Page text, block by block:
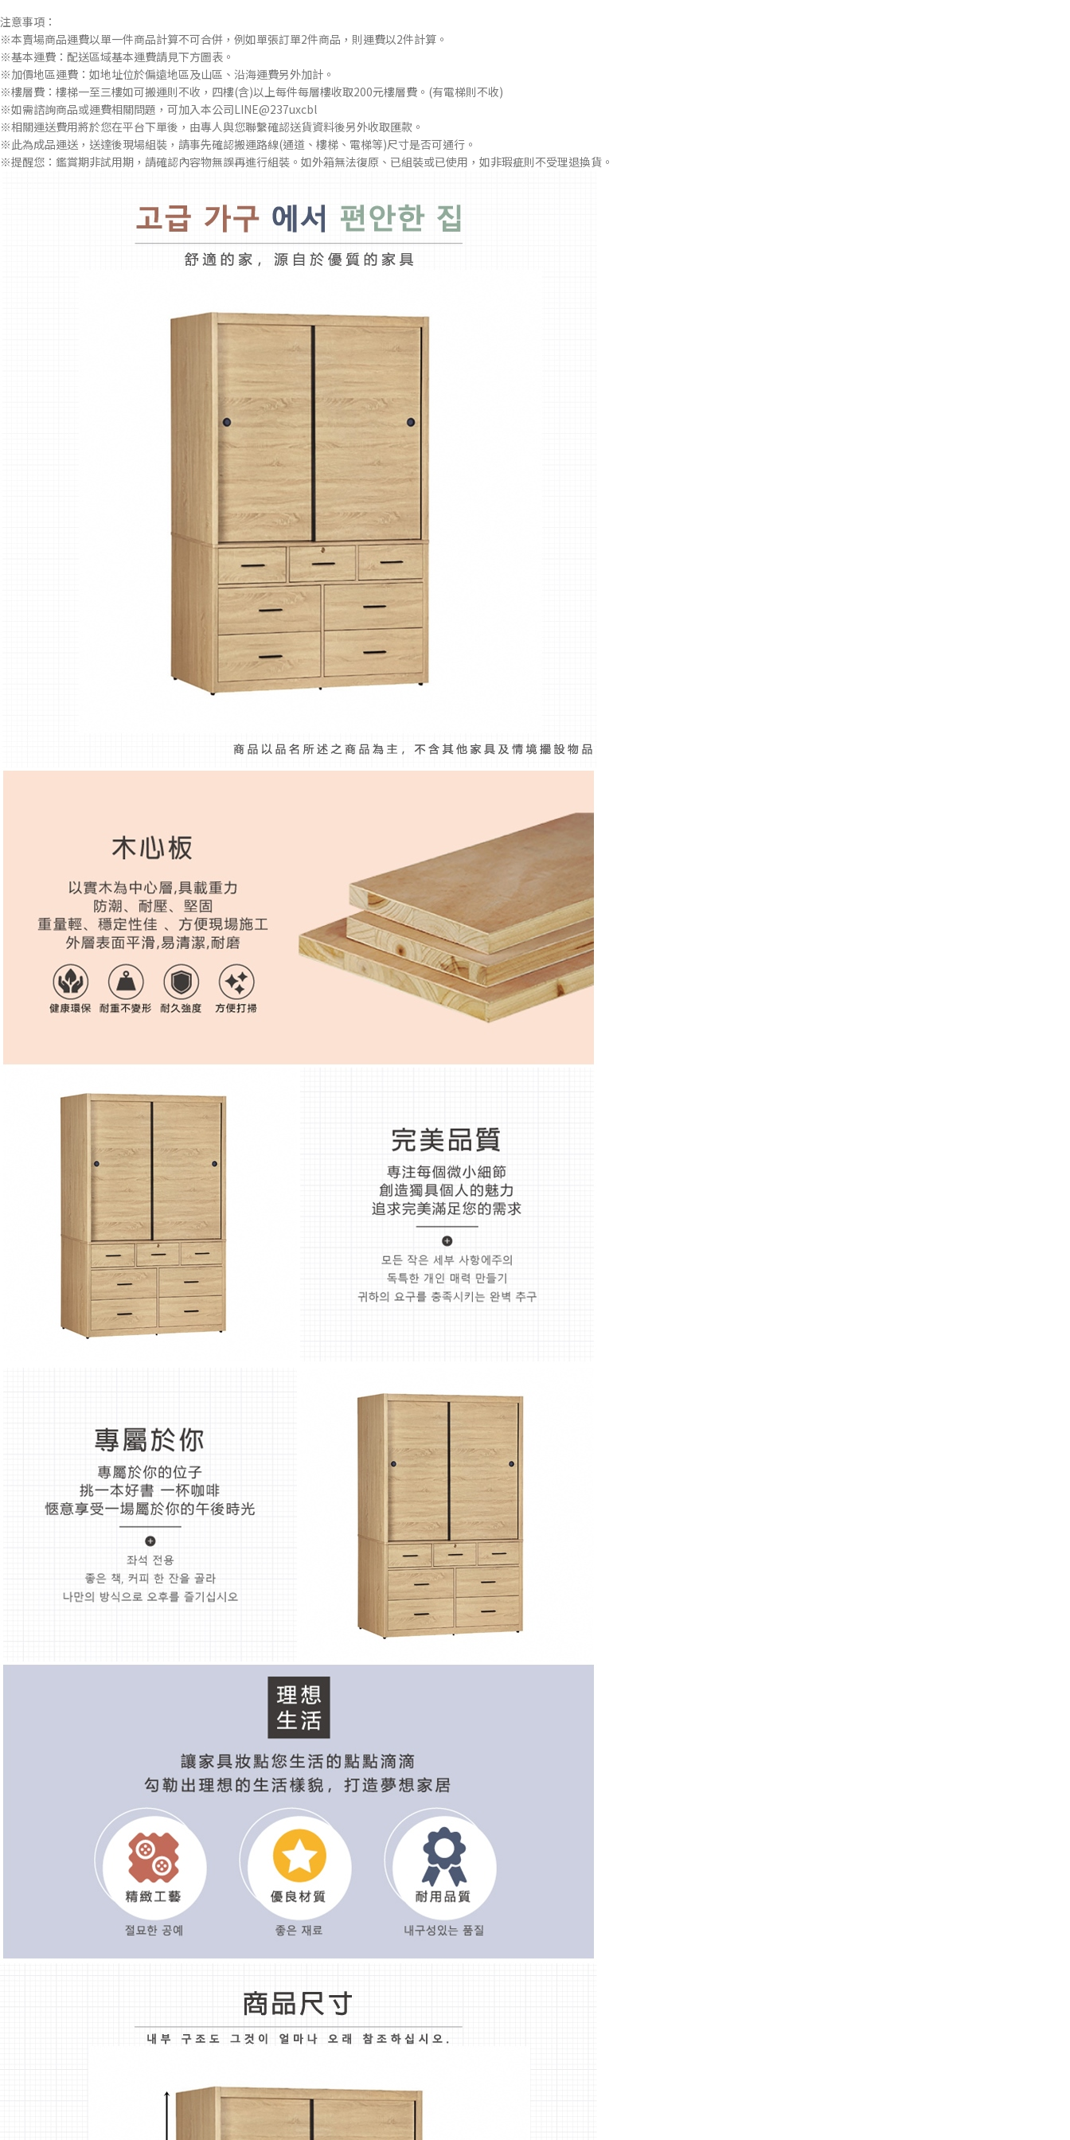
注意事項：
※本賣場商品運費以單一件商品計算不可合併，例如單張訂單2件商品，則運費以2件計算。
※基本運費：配送區域基本運費請見下方圖表。
※加價地區運費：如地址位於偏遠地區及山區、沿海運費另外加計。
※樓層費：樓梯一至三樓如可搬運則不收，四樓(含)以上每件每層樓收取200元樓層費。(有電梯則不收)
※如需諮詢商品或運費相關問題，可加入本公司LINE@237uxcbl
※相關運送費用將於您在平台下單後，由專人與您聯繫確認送貨資料後另外收取匯款。
※此為成品運送，送達後現場組裝，請事先確認搬運路線(通道、樓梯、電梯等)尺寸是否可通行。
※提醒您：鑑賞期非試用期，請確認內容物無誤再進行組裝。如外箱無法復原、已組裝或已使用，如非瑕疵則不受理退換貨。